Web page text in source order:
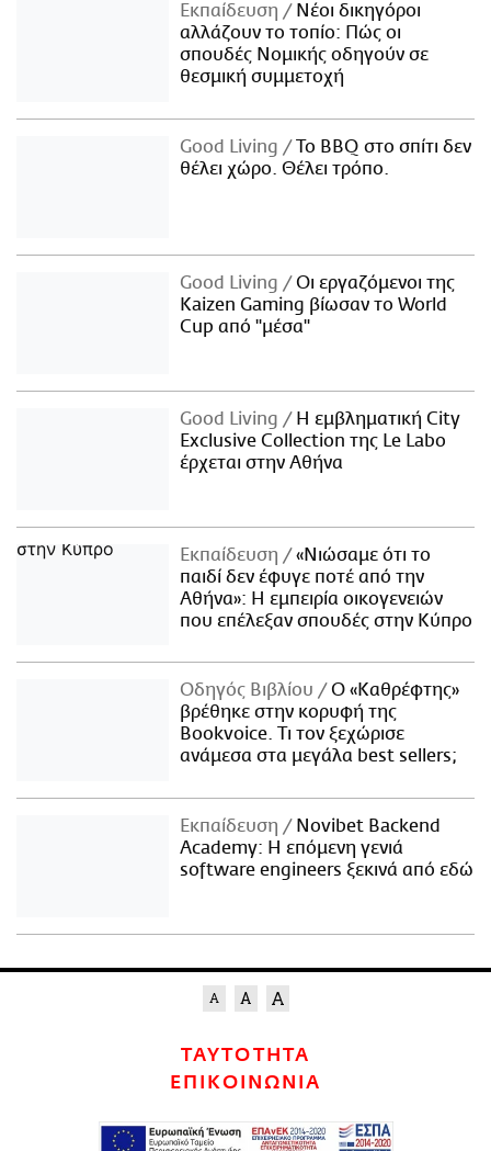
Εκπαίδευση
Νέοι δικηγόροι
αλλάζουν το τοπίο: Πώς οι
σπουδές Νομικής οδηγούν σε
θεσμική συμμετοχή
Good Living
Το BBQ στο σπίτι δεν
θέλει χώρο. Θέλει τρόπο.
Good Living
Οι εργαζόμενοι της
Kaizen Gaming βίωσαν το World
Cup από "μέσα"
Good Living
Η εμβληματική City
Exclusive Collection της Le Labo
έρχεται στην Αθήνα
Εκπαίδευση
«Νιώσαμε ότι το
παιδί δεν έφυγε ποτέ από την
Αθήνα»: Η εμπειρία οικογενειών
που επέλεξαν σπουδές στην Κύπρο
Οδηγός Βιβλίου
Ο «Καθρέφτης»
βρέθηκε στην κορυφή της
Bookvoice. Τι τον ξεχώρισε
ανάμεσα στα μεγάλα best sellers;
Εκπαίδευση
Novibet Backend
Academy: Η επόμενη γενιά
software engineers ξεκινά από εδώ
ΤΑΥΤΟΤΗΤΑ
ΕΠΙΚΟΙΝΩΝΙΑ